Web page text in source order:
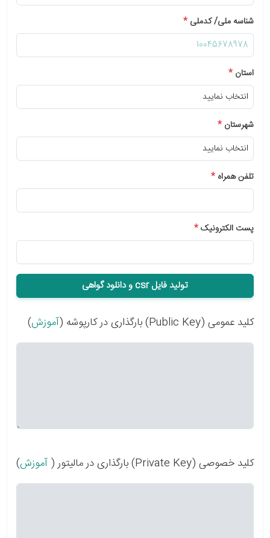
شناسه ملی/ کدملی *
استان *
شهرستان *
تلفن همراه *
پست الکترونیک*
تولید فایل csr و دانلود گواهی
کلید عمومی (Public Key) بارگذاری در کارپوشه ( آموزش)
کلید خصوصی (Private Key) بارگذاری در مالیتور ( آموزش)